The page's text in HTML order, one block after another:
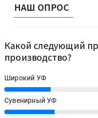
НАШ ОПРОС
Какой следующий
производство?
Широкий УФ
25%
Сувенирный УФ
27%